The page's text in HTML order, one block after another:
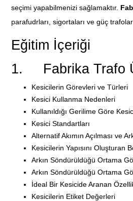
seçimi yapabilmenizi sağlamaktır.
parafudrları, sigortaları ve güç
Eğitim İçeriği
1. Fabrika Trafo
Kesicilerin Görevleri ve Türleri
Kesici Kullanma Nedenleri
Kullanıldığı Gerilime Göre
Kesici Standartları
Alternatif Akımın Açılması ve
Kesicilerin Yapısını Oluşturan
Arkın Söndürüldüğü Ortama
Arkın Söndürüldüğü Ortama
İdeal Bir Kesicide Aranan
Kesicilerin Etiket Değerleri